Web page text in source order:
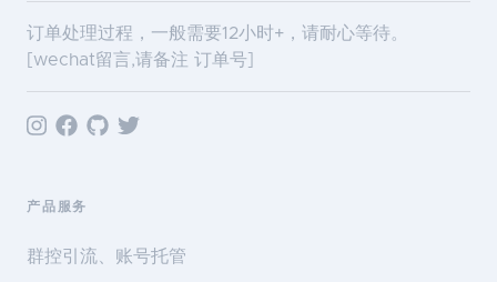
订单处理过程，一般需要12小时+，请耐心等待。
[wechat留言,请备注 订单号]
产品服务
群控引流、账号托管